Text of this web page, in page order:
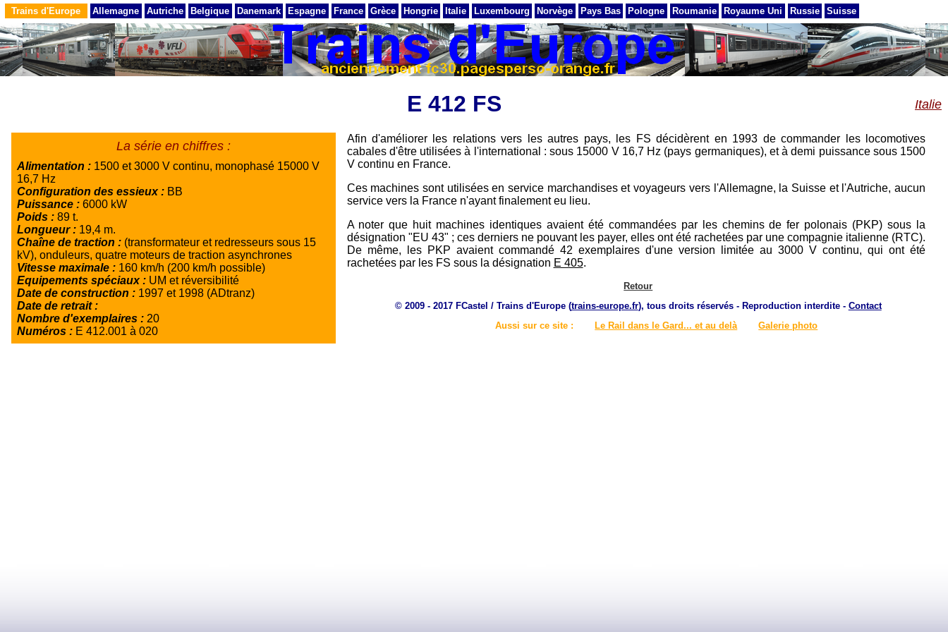
Trains d'Europe Allemagne Autriche Belgique Danemark Espagne France Grèce Hongrie Italie Luxembourg Norvège Pays Bas Pologne Roumanie Royaume Uni Russie Suisse
E 412 FS Italie
La série en chiffres :
Alimentation : 1500 et 3000 V continu, monophasé 15000 V
16,7 Hz
Configuration des essieux : BB
Puissance : 6000 kW
Poids : 89 t.
Longueur : 19,4 m.
Chaîne de traction : (transformateur et redresseurs sous 15
kV), onduleurs, quatre moteurs de traction asynchrones
Vitesse maximale : 160 km/h (200 km/h possible)
Equipements spéciaux : UM et réversibilité
Date de construction : 1997 et 1998 (ADtranz)
Date de retrait :
Nombre d'exemplaires : 20
Numéros : E 412.001 à 020
Afin d'améliorer les relations vers les autres pays, les FS décidèrent en 1993 de commander les locomotives
cabales d'être utilisées à l'international : sous 15000 V 16,7 Hz (pays germaniques), et à demi puissance sous 1500
V continu en France.
Ces machines sont utilisées en service marchandises et voyageurs vers l'Allemagne, la Suisse et l'Autriche, aucun
service vers la France n'ayant finalement eu lieu.
A noter que huit machines identiques avaient été commandées par les chemins de fer polonais (PKP) sous la
désignation "EU 43" ; ces derniers ne pouvant les payer, elles ont été rachetées par une compagnie italienne (RTC).
De même, les PKP avaient commandé 42 exemplaires d'une version limitée au 3000 V continu, qui ont été
rachetées par les FS sous la désignation E 405.
Retour
© 2009 - 2017 FCastel / Trains d'Europe (trains-europe.fr), tous droits réservés - Reproduction interdite - Contact
Aussi sur ce site :
Le Rail dans le Gard... et au delà Galerie photo